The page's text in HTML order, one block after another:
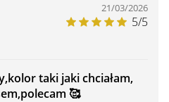
21/03/2026
5/5
taki jaki chciałam,
🥰